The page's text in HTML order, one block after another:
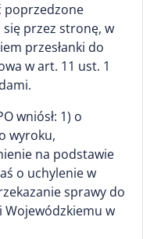
poprzedzone
przez stronę, w
przesłanki do
w art. 11 ust. 1
wniósł: 1) o
wyroku,
na podstawie
o uchylenie w
sprawy do
w